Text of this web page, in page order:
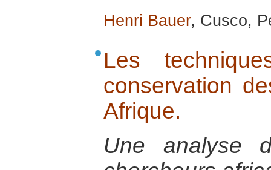
Henri Bauer, Cusco,
Les
conservation
Afrique.
Une analyse